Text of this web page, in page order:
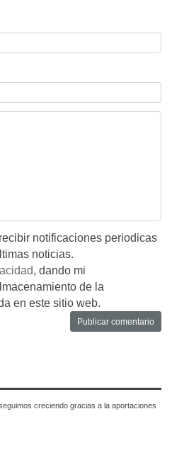
notificaciones periodicas
noticias.
, dando mi
de la
en este sitio web.
creciendo gracias a la aportaciones